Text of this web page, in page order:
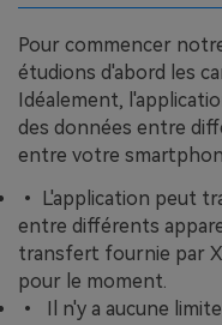
Pour commencer
étudions d'abord les
Idéalement,
des données entre
entre votre
• L'application peut
entre différents
transfert fournie par
pour le moment.
• Il n'y a aucune